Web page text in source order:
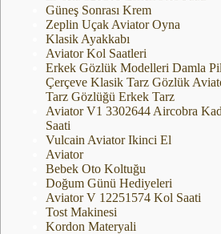
Güneş Sonrası Krem
Zeplin Uçak Aviator Oyna
Klasik Ayakkabı
Aviator Kol Saatleri
Erkek Gözlük Modelleri Damla
Çerçeve Klasik Tarz Gözlük
Tarz Gözlüğü Erkek Tarz
Aviator V1 3302644 Aircobra
Saati
Vulcain Aviator Ikinci El
Aviator
Bebek Oto Koltuğu
Doğum Günü Hediyeleri
Aviator V 12251574 Kol Saati
Tost Makinesi
Kordon Materyali